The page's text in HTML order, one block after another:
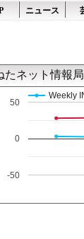
ニュース
たネット情報
Weekly
-50
0
50